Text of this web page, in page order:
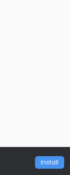
Install